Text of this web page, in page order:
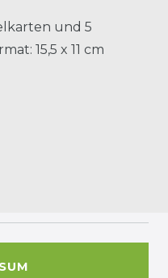
und 5
15,5 x 11 cm